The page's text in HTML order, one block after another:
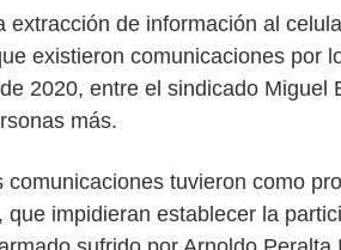
extracción de información al
existieron comunicaciones por
2020, entre el sindicado Miguel
más.
comunicaciones tuvieron como
que impidieran establecer la